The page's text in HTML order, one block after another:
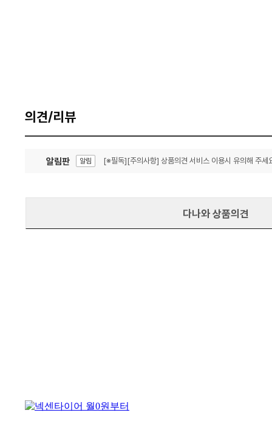
의견/리뷰
알림판 알림 [※필독][주의사항] 상품의견 서비스 이용시 유의해 주세
다나와 상품의견